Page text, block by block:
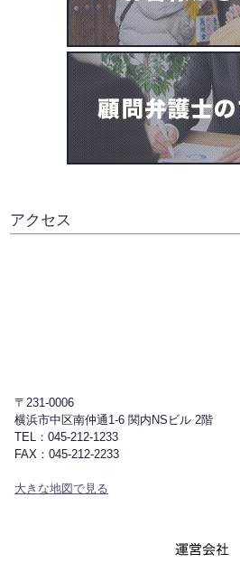
アクセス
〒231-0006
横浜市中区南仲通1-6 関内NSビル 2階
TEL：045-212-1233
FAX：045-212-2233
大きな地図で見る